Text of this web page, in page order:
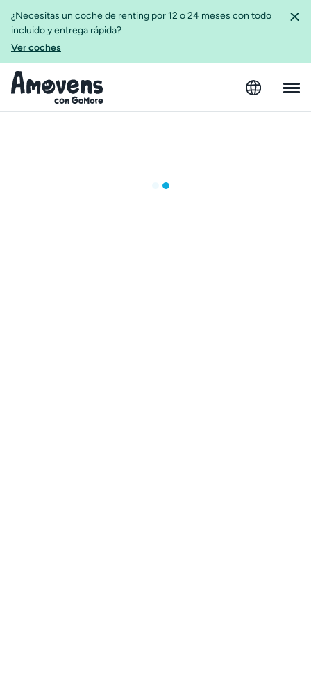
¿Necesitas un coche de renting por 12 o 24 meses con todo
incluido y entrega rápida?
Ver coches